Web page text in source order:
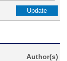
Author(s)